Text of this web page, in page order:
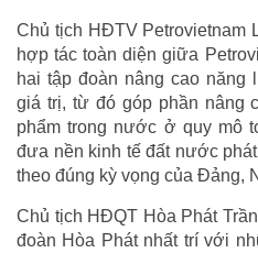
Chủ tịch HĐTV Petrovietnam
hợp tác toàn diện giữa
hai tập đoàn nâng cao năng
giá trị, từ đó góp phần nâng
phẩm trong nước ở quy mô
đưa nền kinh tế đất nước
theo đúng kỳ vọng của Đảng,
Chủ tịch HĐQT Hòa Phát
đoàn Hòa Phát nhất trí với